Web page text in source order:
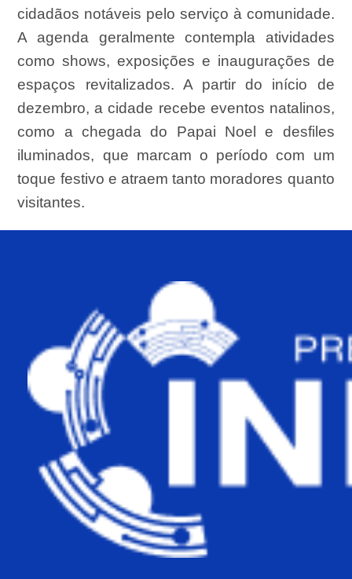
cidadãos notáveis pelo serviço à comunidade.
A agenda geralmente contempla atividades
como shows, exposições e inaugurações de
espaços revitalizados. A partir do início de
dezembro, a cidade recebe eventos natalinos,
como a chegada do Papai Noel e desfiles
iluminados, que marcam o período com um
toque festivo e atraem tanto moradores quanto
visitantes.